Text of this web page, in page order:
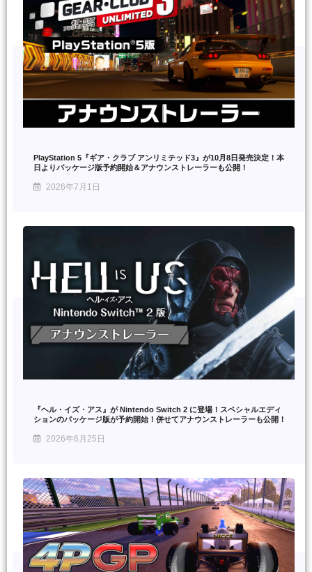
PlayStation 5『ギア・クラブ アンリミテッド3』が10月8日発売決定！本
日よりパッケージ版予約開始＆アナウンストレーラーも公開！
2026年7月1日
『ヘル・イズ・アス』が Nintendo Switch 2 に登場！スペシャルエディ
ションのパッケージ版が予約開始！併せてアナウンストレーラーも公開！
2026年6月25日